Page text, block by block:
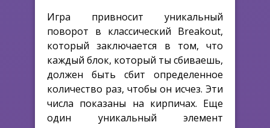
Игра привносит уникальный
поворот в классический Breakout,
который заключается в том, что
каждый блок, который ты сбиваешь,
должен быть сбит определенное
количество раз, чтобы он исчез. Эти
числа показаны на кирпичах. Еще
один уникальный элемент